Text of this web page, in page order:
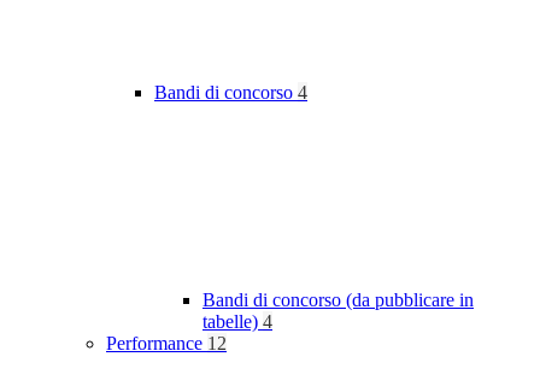
Bandi di concorso 4
Bandi di concorso (da pubblicare in
tabelle) 4
Performance 12